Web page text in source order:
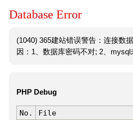
Database Error
(1040) 365建站错误警告：连接数
因：1、数据库密码不对; 2、mysql
PHP Debug
No. File